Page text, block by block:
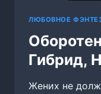
ЛЮБОВНОЕ
Гибрид,
Жених не